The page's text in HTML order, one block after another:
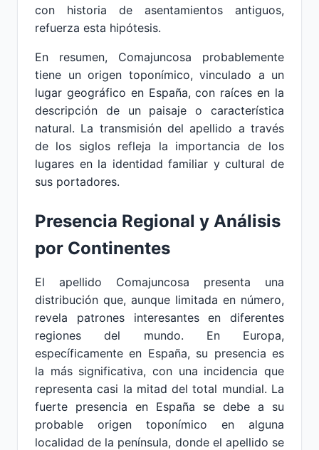
con historia de asentamientos antiguos,
refuerza esta hipótesis.
En resumen, Comajuncosa probablemente
tiene un origen toponímico, vinculado a un
lugar geográfico en España, con raíces en la
descripción de un paisaje o característica
natural. La transmisión del apellido a través
de los siglos refleja la importancia de los
lugares en la identidad familiar y cultural de
sus portadores.
Presencia Regional y Análisis
por Continentes
El apellido Comajuncosa presenta una
distribución que, aunque limitada en número,
revela patrones interesantes en diferentes
regiones del mundo. En Europa,
específicamente en España, su presencia es
la más significativa, con una incidencia que
representa casi la mitad del total mundial. La
fuerte presencia en España se debe a su
probable origen toponímico en alguna
localidad de la península, donde el apellido se